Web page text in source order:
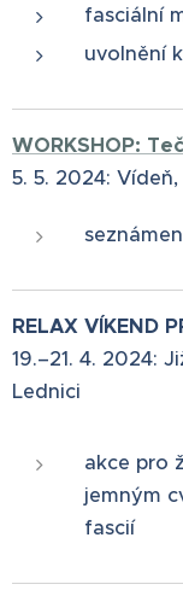
fasciální
uvolnění
WORKSHOP:
5. 5. 2024:
RELAX VÍKEND
19.–21. 4. 2024:
Lednici
akce pro
jemným
fascií